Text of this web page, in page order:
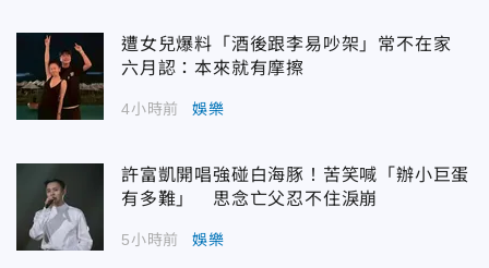
遭女兒爆料「酒後跟李易吵架」常不在家
六月認：本來就有摩擦
4小時前 娛樂
許富凱開唱強碰白海豚！苦笑喊「辦小巨蛋
有多難」 思念亡父忍不住淚崩
5小時前 娛樂